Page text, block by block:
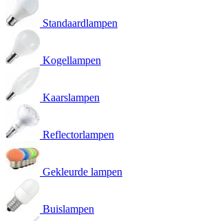
Standaardlampen
Kogellampen
Kaarslampen
Reflectorlampen
Gekleurde lampen
Buislampen